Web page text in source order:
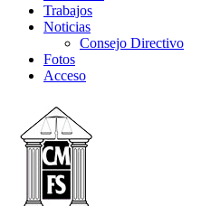
Trabajos
Noticias
Consejo Directivo
Fotos
Acceso